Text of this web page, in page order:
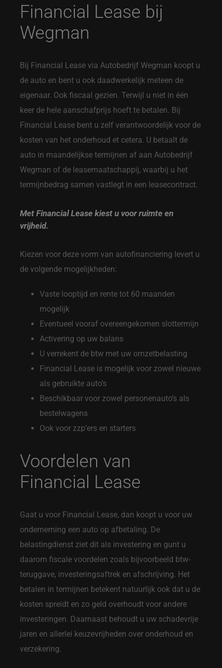
Financial Lease bij
Wegman
Bij Financial Lease via Autobedrijf Wegman koopt u
de auto en bent u ook daadwerkelijk meteen de
eigenaar. Ook fiscaal gezien. Terwijl u niet in één
keer de hele aanschafprijs hoeft te betalen. Bij
Financial Lease bent u zelf verantwoordelijk voor de
kosten van het onderhoud et cetera. U betaalt de
auto in maandelijkse termijnen af aan Autobedrijf
Wegman of de leasemaatschappij, waarbij u het
termijnbedrag samen vastlegt in een leasecontract.
Met Financial Lease kiest u voor ruimte en
vrijheid.
Kiezen voor deze vorm van autofinanciering levert u
de volgende mogelijkheden:
Vaste looptijd en rente tot 60 maanden
mogelijk
Eventueel vooraf overeengekomen slottermijn
Activering op uw balans
U verrekent de btw met uw omzetbelasting
Financial Lease is mogelijk voor zowel nieuwe
als gebruikte auto’s
Beschikbaar voor zowel personenauto’s als
bestelwagens
Ook voor zzp’ers en starters
Voordelen van
Financial Lease
Gaat u voor Financial Lease, dan koopt u voor uw
onderneming een auto op afbetaling. De
belastingdienst ziet dit als investering en gunt u
daarom fiscale voordelen zoals bijvoorbeeld btw-
teruggave, investeringsaftrek en afschrijving. Het
betalen in termijnen betekent natuurlijk ook dat u de
kosten spreidt en zo geld overhoudt voor andere
investeringen. Daarnaast behoudt u uw schadevrije
jaren en allerlei keuzevrijheden over onderhoud en
verzekering.